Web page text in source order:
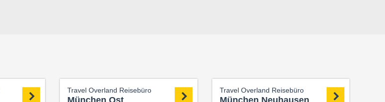
Travel Overland Reisebüro
München Ost
Travel Overland Reisebüro
München Neuhausen